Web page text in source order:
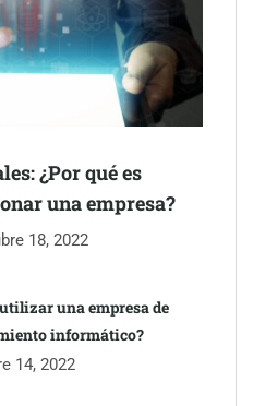
en el primer semestre de 2026
transforman espacios de la
¿Por qué es
una empresa?
18, 2022
una empresa de
informático?
14, 2022